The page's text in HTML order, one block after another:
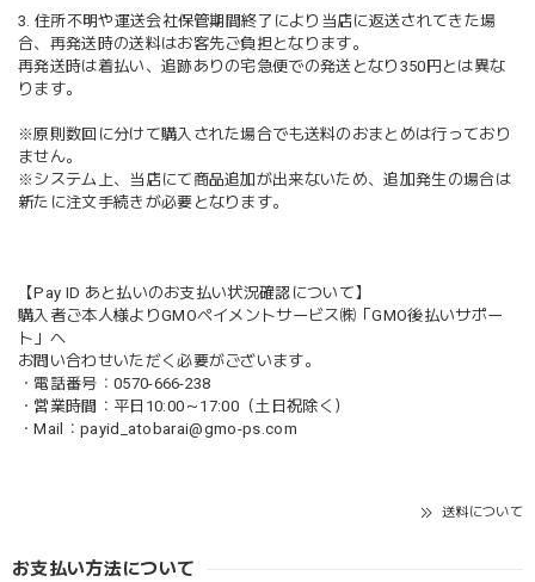
3. 住所不明や運送会社保管期間終了により当店に返送されてきた場
合、再発送時の送料はお客先ご負担となります。
再発送時は着払い、追跡ありの宅急便での発送となり350円とは異な
ります。
※原則数回に分けて購入された場合でも送料のおまとめは行っており
ません。
※システム上、当店にて商品追加が出来ないため、追加発生の場合は
新たに注文手続きが必要となります。
【Pay ID あと払いのお支払い状況確認について】
購入者ご本人様よりGMOペイメントサービス㈱「GMO後払いサポー
ト」へ
お問い合わせいただく必要がございます。
・電話番号：0570-666-238
・営業時間：平日10:00～17:00（土日祝除く）
・Mail： payid_atobarai@gmo-ps.com
送料について
お支払い方法について